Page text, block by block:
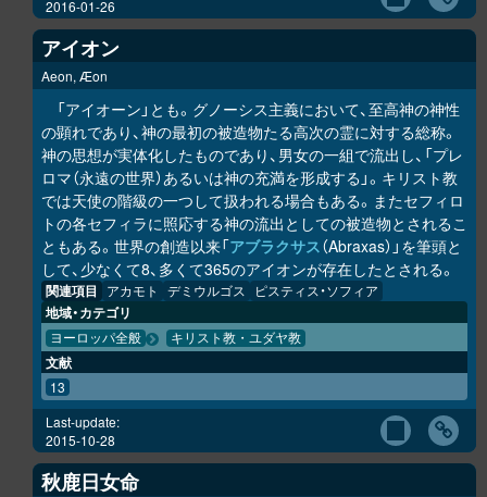
2016-01-26
アイオン
Aeon, Æon
「アイオーン」とも。グノーシス主義において、至高神の神性
の顕れであり、神の最初の被造物たる高次の霊に対する総称。
神の思想が実体化したものであり、男女の一組で流出し、「プレ
ロマ（永遠の世界）あるいは神の充満を形成する」。キリスト教
では天使の階級の一つして扱われる場合もある。またセフィロ
トの各セフィラに照応する神の流出としての被造物とされるこ
ともある。世界の創造以来「アブラクサス（Abraxas）」を筆頭と
して、少なくて8、多くて365のアイオンが存在したとされる。
関連項目 アカモト デミウルゴス ピスティス・ソフィア
地域・カテゴリ
ヨーロッパ全般 キリスト教・ユダヤ教
文献
13
Last-update:
2015-10-28
秋鹿日女命